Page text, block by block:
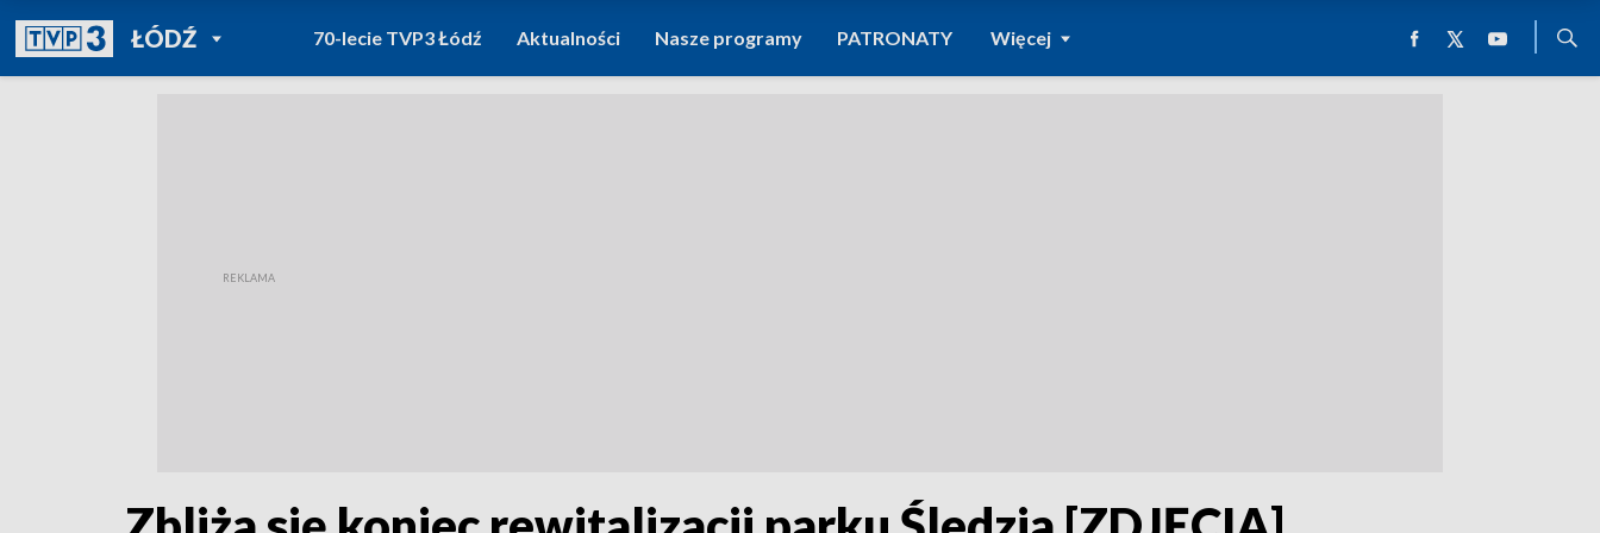
ŁÓDŹPOWRÓT DO
TVP REGIONY
70-lecie TVP3 Łódź Aktualności Nasze programy PATRONATY Więcej